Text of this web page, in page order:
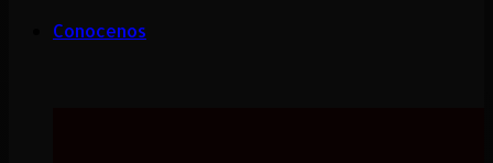
Conocenos